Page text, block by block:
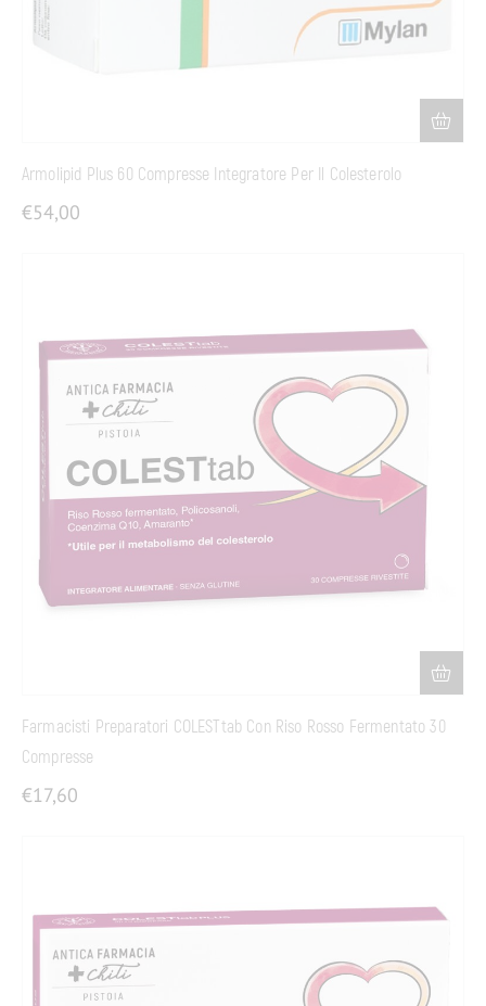
Armolipid Plus 60 Compresse Integratore Per Il Colesterolo
€54,00
Farmacisti Preparatori COLESTtab Con Riso Rosso Fermentato 30
Compresse
€17,60